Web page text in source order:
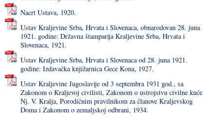
Nacrt Ustava, 1920.
Ustav Kraljevine Srba, Hrvata i Slovenaca, obnarodovan 28. juna
1921. godine: Državna štamparija Kraljevine Srba, Hrvata i
Slovenaca, 1921.
Ustav Kraljevine Srba, Hrvata i Slovenaca od 28. juna 1921.
godine: Izdavačka knjižarnica Gece Kona, 1927.
Ustav Kraljevine Jugoslavije od 3 septembra 1931 god., sa
Zakonom o Kraljevoj civilisti, Zakonom o ustrojstvu civilne kuće
Nj. V. Kralja, Porodičnim pravilnikom za članove Kraljevskog
Doma i Zakonom o zemaljskoj odbrani, 1934.